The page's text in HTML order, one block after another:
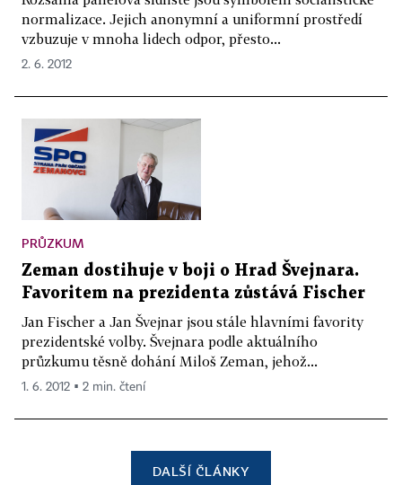
normalizace. Jejich anonymní a uniformní prostředí
vzbuzuje v mnoha lidech odpor, přesto...
2. 6. 2012
PRŮZKUM
Zeman dostihuje v boji o Hrad Švejnara.
Favoritem na prezidenta zůstává Fischer
Jan Fischer a Jan Švejnar jsou stále hlavními favority
prezidentské volby. Švejnara podle aktuálního
průzkumu těsně dohání Miloš Zeman, jehož...
1. 6. 2012 ▪ 2 min. čtení
DALŠÍ ČLÁNKY